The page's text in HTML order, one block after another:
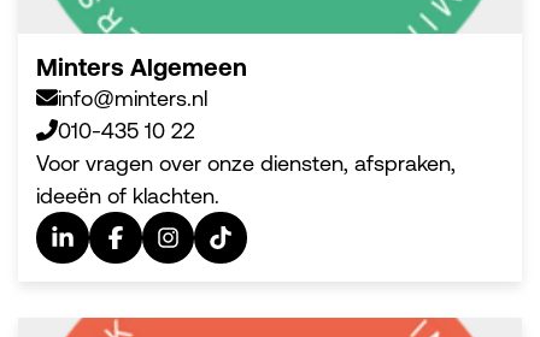
Minters Algemeen
info@minters.nl
010-435 10 22
Voor vragen over onze diensten, afspraken,
ideeën of klachten.